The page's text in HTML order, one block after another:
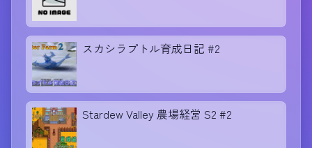
スカシラプトル育成日記 #2
Stardew Valley 農場経営 S2 #2